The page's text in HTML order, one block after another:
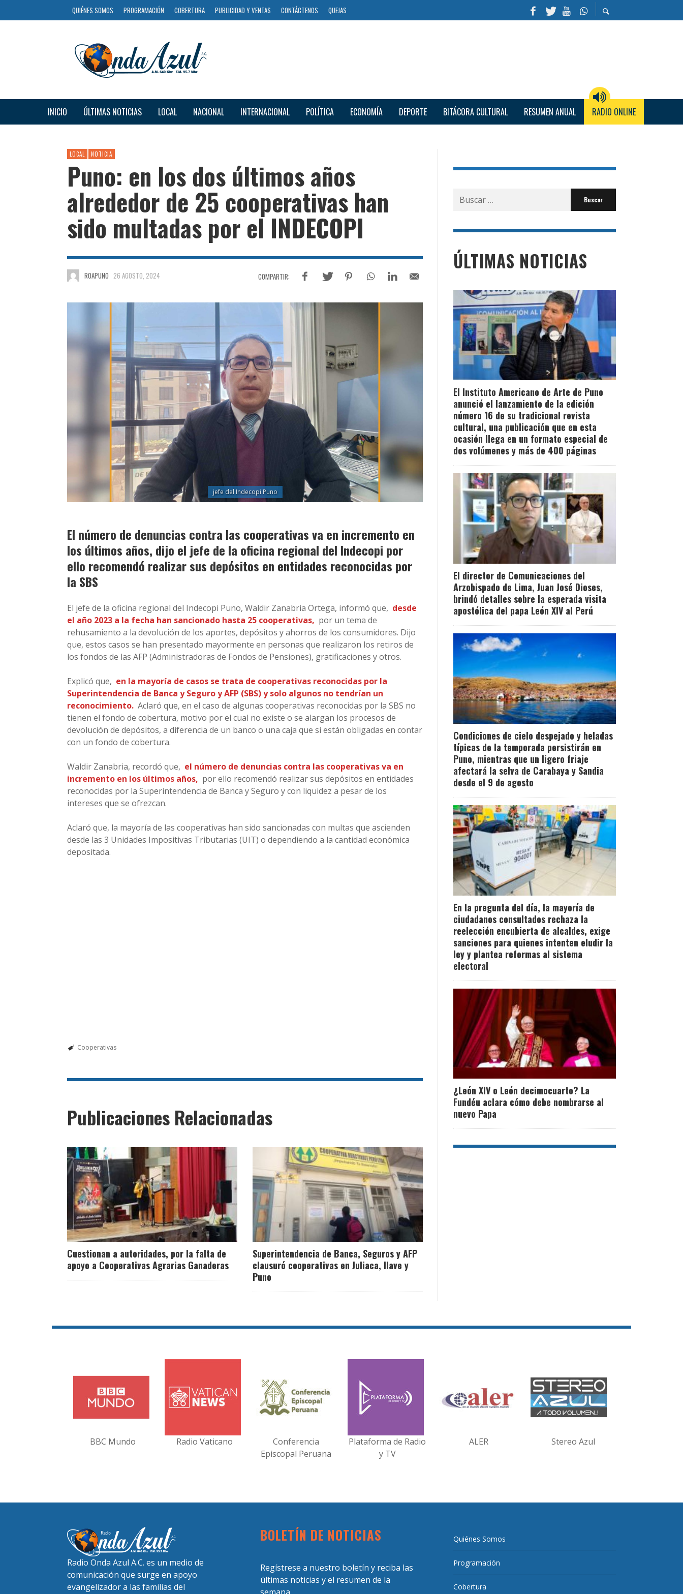
QUIÉNES SOMOS PROGRAMACIÓN COBERTURA PUBLICIDAD Y VENTAS CONTÁCTENOS QUEJAS
INICIO ÚLTIMAS NOTICIAS LOCAL NACIONAL INTERNACIONAL POLÍTICA ECONOMÍA DEPORTE BITÁCORA CULTURAL RESUMEN ANUAL RADIO ONLINE
LOCAL NOTICIA
Puno: en los dos últimos años
alrededor de 25 cooperativas han
sido multadas por el INDECOPI
ROAPUNO 26 AGOSTO, 2024
jefe del Indecopi Puno
El número de denuncias contra las cooperativas va en incremento en
los últimos años, dijo el jefe de la oficina regional del Indecopi por
ello recomendó realizar sus depósitos en entidades reconocidas por
la SBS
El jefe de la oficina regional del Indecopi Puno, Waldir Zanabria Ortega, informó que, desde
el año 2023 a la fecha han sancionado hasta 25 cooperativas, por un tema de
rehusamiento a la devolución de los aportes, depósitos y ahorros de los consumidores. Dijo
que, estos casos se han presentado mayormente en personas que realizaron los retiros de
los fondos de las AFP (Administradoras de Fondos de Pensiones), gratificaciones y otros.
Explicó que, en la mayoría de casos se trata de cooperativas reconocidas por la
Superintendencia de Banca y Seguro y AFP (SBS) y solo algunos no tendrían un
reconocimiento. Aclaró que, en el caso de algunas cooperativas reconocidas por la SBS no
tienen el fondo de cobertura, motivo por el cual no existe o se alargan los procesos de
devolución de depósitos, a diferencia de un banco o una caja que si están obligadas en contar
con un fondo de cobertura.
Waldir Zanabria, recordó que, el número de denuncias contra las cooperativas va en
incremento en los últimos años, por ello recomendó realizar sus depósitos en entidades
reconocidas por la Superintendencia de Banca y Seguro y con liquidez a pesar de los
intereses que se ofrezcan.
Aclaró que, la mayoría de las cooperativas han sido sancionadas con multas que ascienden
desde las 3 Unidades Impositivas Tributarias (UIT) o dependiendo a la cantidad económica
depositada.
Cooperativas
Publicaciones Relacionadas
Cuestionan a autoridades, por la falta de
apoyo a Cooperativas Agrarias Ganaderas
Superintendencia de Banca, Seguros y AFP
clausuró cooperativas en Juliaca, Ilave y
Puno
Buscar
por:
ÚLTIMAS NOTICIAS
El Instituto Americano de Arte de Puno
anunció el lanzamiento de la edición
número 16 de su tradicional revista
cultural, una publicación que en esta
ocasión llega en un formato especial de
dos volúmenes y más de 400 páginas
El director de Comunicaciones del
Arzobispado de Lima, Juan José Dioses,
brindó detalles sobre la esperada visita
apostólica del papa León XIV al Perú
Condiciones de cielo despejado y heladas
típicas de la temporada persistirán en
Puno, mientras que un ligero friaje
afectará la selva de Carabaya y Sandia
desde el 9 de agosto
En la pregunta del día, la mayoría de
ciudadanos consultados rechaza la
reelección encubierta de alcaldes, exige
sanciones para quienes intenten eludir la
ley y plantea reformas al sistema
electoral
¿León XIV o León decimocuarto? La
Fundéu aclara cómo debe nombrarse al
nuevo Papa
BBC Mundo Radio Vaticano
Conferencia
Episcopal Peruana
Plataforma de Radio
y TV
ALER Stereo Azul
Radio Onda Azul A.C. es un medio de
comunicación que surge en apoyo
evangelizador a las familias del
BOLETÍN DE NOTICIAS
Regístrese a nuestro boletín y reciba las
últimas noticias y el resumen de la
Quiénes Somos
Programación
Cobertura